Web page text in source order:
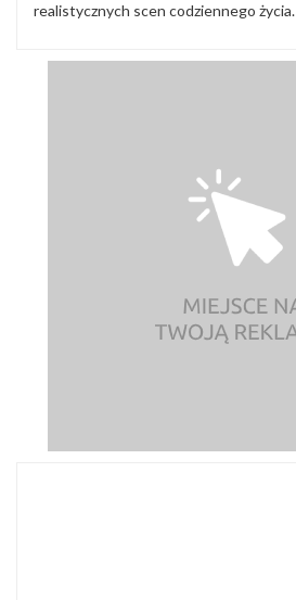
realistycznych scen codziennego życia.